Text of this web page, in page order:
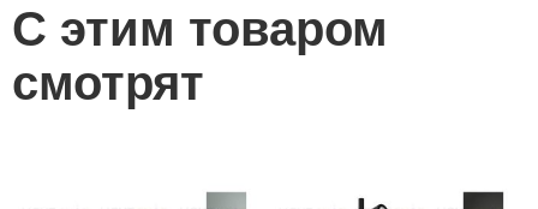
С этим товаром
смотрят